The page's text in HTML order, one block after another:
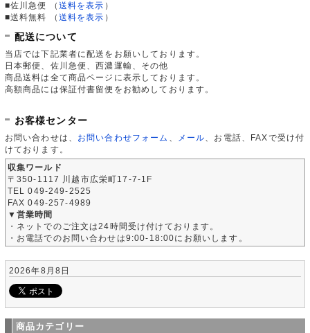
■佐川急便
（ 送料を表示 ）
■送料無料
（ 送料を表示 ）
配送について
当店では下記業者に配送をお願いしております。
日本郵便、佐川急便、西濃運輸、その他
商品送料は全て商品ページに表示しております。
高額商品には保証付書留便をお勧めしております。
お客様センター
お問い合わせは、 お問い合わせフォーム メール 、お電話、FAXで受け付
けております。
収集ワールド
〒350-1117 川越市広栄町17-7-1F
TEL 049-249-2525
FAX 049-257-4989
▼営業時間
・ネットでのご注文は24時間受け付けております。
・お電話でのお問い合わせは9:00-18:00にお願いします。
2026年8月8日
商品カテゴリー